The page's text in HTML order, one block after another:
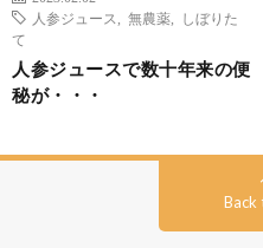
人参ジュース
無農薬
しぼりた
て
人参ジュースで数十年来の便
秘が・・・
Back